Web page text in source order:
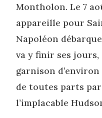
Montholon. Le 7
appareille pour
Napoléon
va y finir ses
garnison
de toutes parts
l’implacable